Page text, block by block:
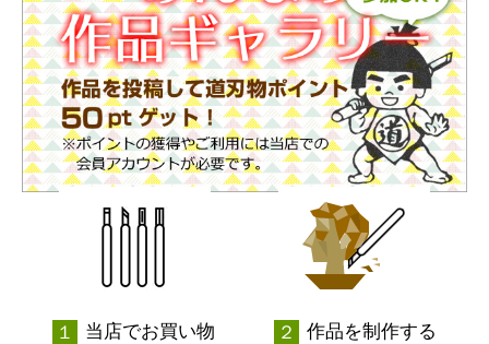
当店でお買い物 作品を制作する